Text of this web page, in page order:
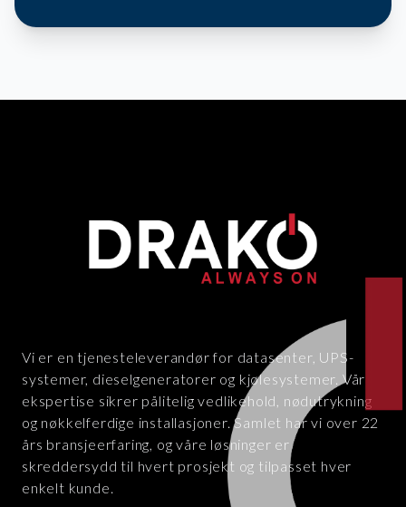
Vi er en tjenesteleverandør for datasenter, UPS-
systemer, dieselgeneratorer og kjølesystemer. Vår
ekspertise sikrer pålitelig vedlikehold, nødutrykning
og nøkkelferdige installasjoner. Samlet har vi over 22
års bransjeerfaring, og våre løsninger er
skreddersydd til hvert prosjekt og tilpasset hver
enkelt kunde.